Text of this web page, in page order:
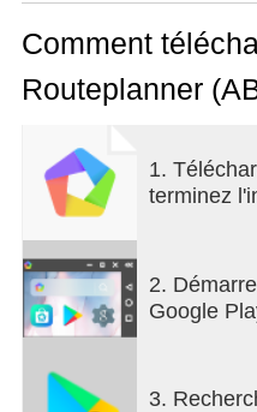
When you are ready to
mode and use ABRP
tool and even
Comment
Routeplanner
1.
terminez
2.
Google
3.